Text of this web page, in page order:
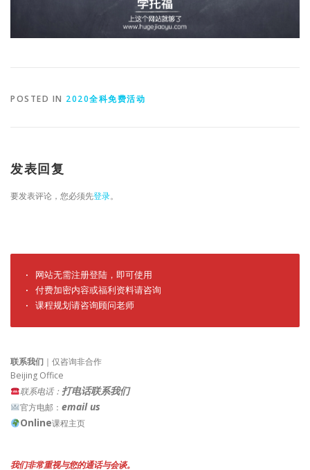
POSTED IN 2020全科免费活动
发表回复
要发表评论，您必须先登录。
· 网站无需注册登陆，即可使用
· 付费加密内容或福利资料请咨询
· 课程规划请咨询顾问老师
联系我们 ｜仅咨询非合作
Beijing Office
联系电话： 打电话联系我们
官方电邮： email us
Online课程主页
我们非常重视与您的通话与会谈。